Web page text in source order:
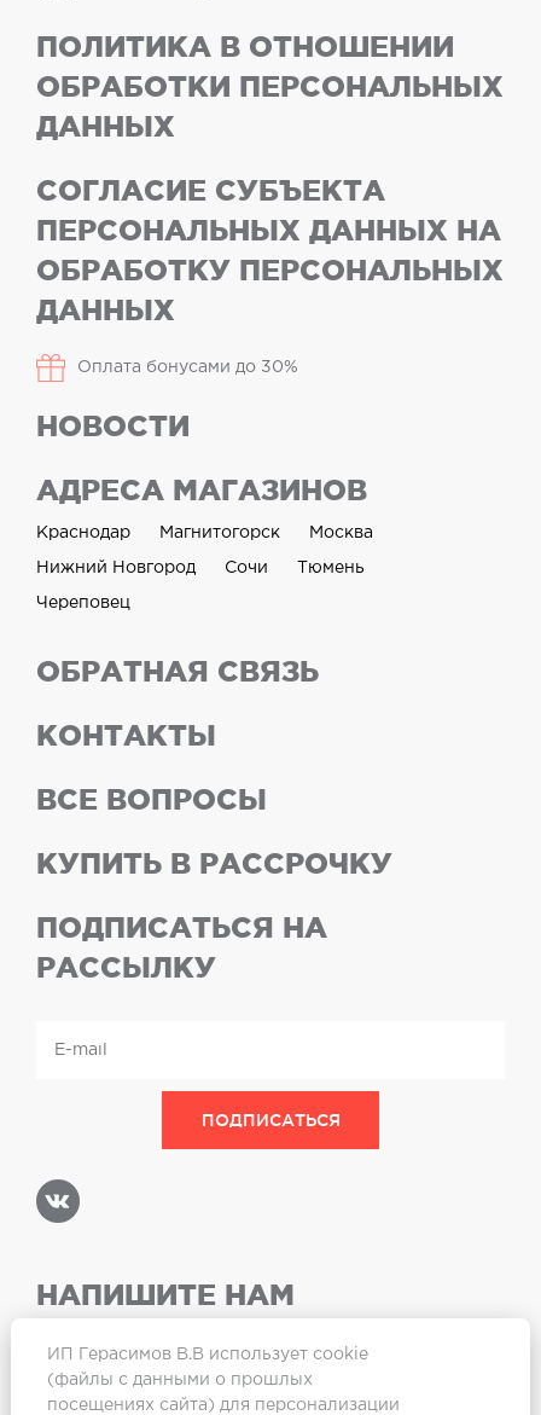
ПОЛИТИКА В ОТНОШЕНИИ
ОБРАБОТКИ ПЕРСОНАЛЬНЫХ
ДАННЫХ
СОГЛАСИЕ СУБЪЕКТА
ПЕРСОНАЛЬНЫХ ДАННЫХ НА
ОБРАБОТКУ ПЕРСОНАЛЬНЫХ
ДАННЫХ
Оплата бонусами до 30%
НОВОСТИ
АДРЕСА МАГАЗИНОВ
Краснодар Магнитогорск Москва
Нижний Новгород Сочи Тюмень
Череповец
ОБРАТНАЯ СВЯЗЬ
КОНТАКТЫ
ВСЕ ВОПРОСЫ
КУПИТЬ В РАССРОЧКУ
ПОДПИСАТЬСЯ НА
РАССЫЛКУ
НАПИШИТЕ НАМ
ИП Герасимов В.В использует cookie
(файлы с данными о прошлых
посещениях сайта) для персонализации